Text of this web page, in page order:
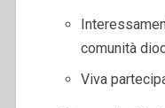
comunità
Viva